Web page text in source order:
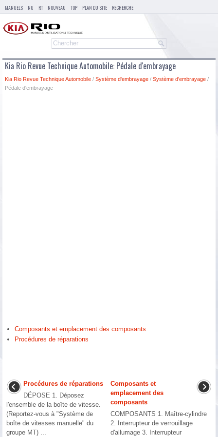
MANUELS NU RT NOUVEAU TOP PLAN DU SITE RECHERCHE
Kia Rio Revue Technique Automobile: Pédale d'embrayage
Kia Rio Revue Technique Automobile / Système d'embrayage / Système d'embrayage /
Pédale d'embrayage
Composants et emplacement des composants
Procédures de réparations
Procédures de réparations
DÉPOSE 1. Déposez
l'ensemble de la boîte de vitesse.
(Reportez-vous à "Système de
boîte de vitesses manuelle" du
groupe MT) ...
Composants et
emplacement des
composants
COMPOSANTS 1. Maître-cylindre
2. Interrupteur de verrouillage
d'allumage 3. Interrupteur